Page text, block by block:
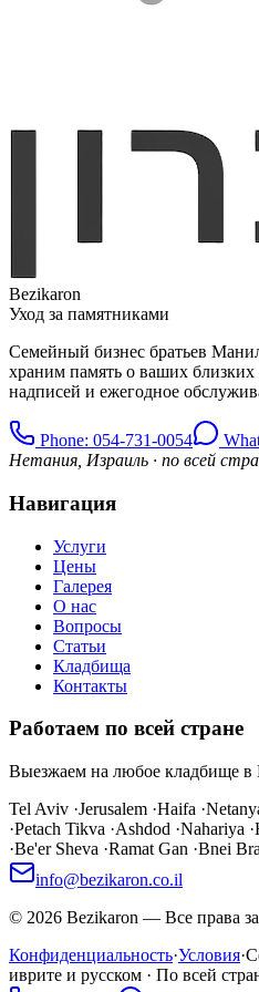
Bezikaron
Уход за памятниками
Семейный бизнес братьев
храним память о ваших
надписей и ежегодное
Phone: 054-731-0054
Нетания, Израиль · по всей
Навигация
Услуги
Цены
Галерея
О нас
Вопросы
Статьи
Кладбища
Контакты
Работаем по всей стране
Выезжаем на любое кладбище в
Tel Aviv ·Jerusalem ·Haifa ·
·Petach Tikva ·Ashdod ·Nahariya ·
·Be'er Sheva ·Ramat Gan ·Bnei
info@bezikaron.co.il
© 2026 Bezikaron — Все права
Конфиденциальность·Условия·
иврите и русском · По всей